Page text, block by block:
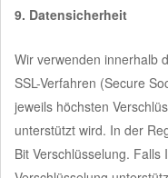
9. Datensicherheit
Wir verwenden innerhalb
SSL-Verfahren (Secure
jeweils höchsten
unterstützt wird. In der
Bit Verschlüsselung.